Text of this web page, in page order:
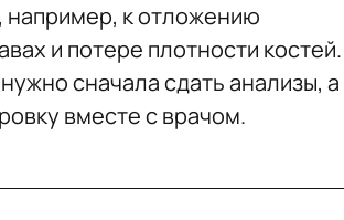
например, к отложению
и потере плотности костей.
сначала сдать анализы, а
вместе с врачом.